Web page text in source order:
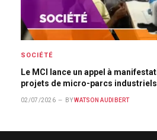
SOCIÉTÉ
Le MCI lance un appel à
projets de micro-parcs industriels
02/07/2026 BY WATSON AUDIBERT